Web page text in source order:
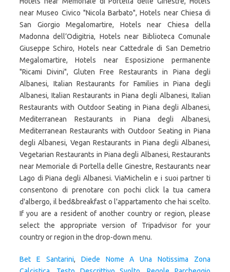
Bet E Santarini, Diede Nome A Una Notissima Zona